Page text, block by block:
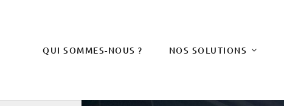
QUI SOMMES-NOUS ? NOS SOLUTIONS